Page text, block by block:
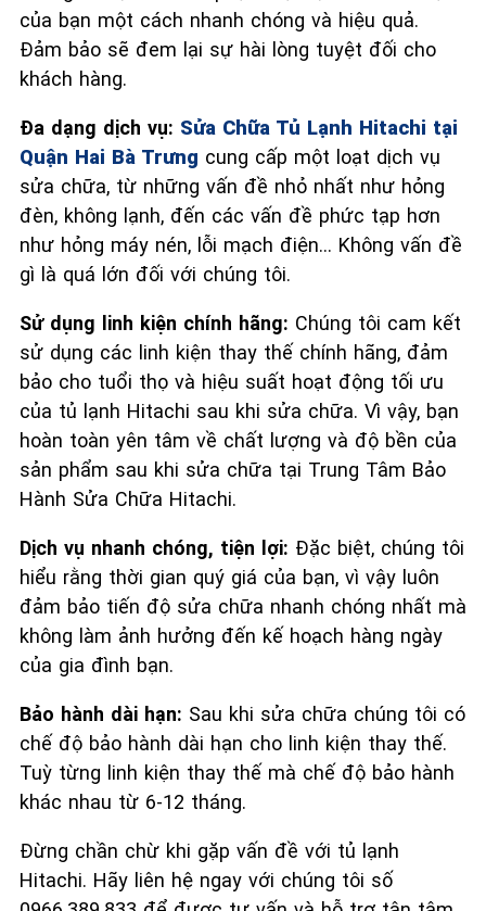
của bạn một cách nhanh chóng và hiệu quả.
Đảm bảo sẽ đem lại sự hài lòng tuyệt đối cho
khách hàng.
Đa dạng dịch vụ: Sửa Chữa Tủ Lạnh Hitachi tại
Quận Hai Bà Trưng cung cấp một loạt dịch vụ
sửa chữa, từ những vấn đề nhỏ nhất như hỏng
đèn, không lạnh, đến các vấn đề phức tạp hơn
như hỏng máy nén, lỗi mạch điện... Không vấn đề
gì là quá lớn đối với chúng tôi.
Sử dụng linh kiện chính hãng: Chúng tôi cam kết
sử dụng các linh kiện thay thế chính hãng, đảm
bảo cho tuổi thọ và hiệu suất hoạt động tối ưu
của tủ lạnh Hitachi sau khi sửa chữa. Vì vậy, bạn
hoàn toàn yên tâm về chất lượng và độ bền của
sản phẩm sau khi sửa chữa tại Trung Tâm Bảo
Hành Sửa Chữa Hitachi.
Dịch vụ nhanh chóng, tiện lợi: Đặc biệt, chúng tôi
hiểu rằng thời gian quý giá của bạn, vì vậy luôn
đảm bảo tiến độ sửa chữa nhanh chóng nhất mà
không làm ảnh hưởng đến kế hoạch hàng ngày
của gia đình bạn.
Bảo hành dài hạn: Sau khi sửa chữa chúng tôi có
chế độ bảo hành dài hạn cho linh kiện thay thế.
Tuỳ từng linh kiện thay thế mà chế độ bảo hành
khác nhau từ 6-12 tháng.
Đừng chần chừ khi gặp vấn đề với tủ lạnh
Hitachi. Hãy liên hệ ngay với chúng tôi số